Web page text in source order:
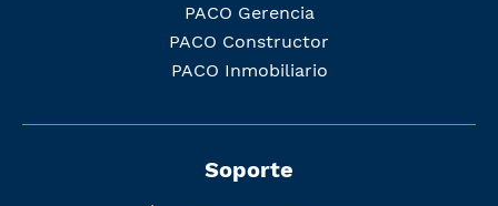
PACO Gerencia
PACO Constructor
PACO Inmobiliario
Soporte